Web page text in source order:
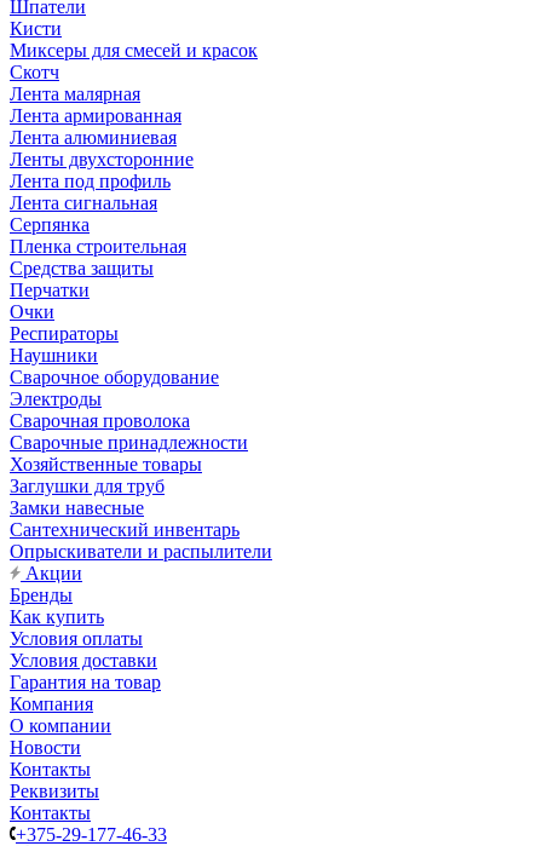
Шпатели
Кисти
Миксеры для смесей и красок
Скотч
Лента малярная
Лента армированная
Лента алюминиевая
Ленты двухсторонние
Лента под профиль
Лента сигнальная
Серпянка
Пленка строительная
Средства защиты
Перчатки
Очки
Респираторы
Наушники
Сварочное оборудование
Электроды
Сварочная проволока
Сварочные принадлежности
Хозяйственные товары
Заглушки для труб
Замки навесные
Сантехнический инвентарь
Опрыскиватели и распылители
Акции
Бренды
Как купить
Условия оплаты
Условия доставки
Гарантия на товар
Компания
О компании
Новости
Контакты
Реквизиты
Контакты
+375-29-177-46-33